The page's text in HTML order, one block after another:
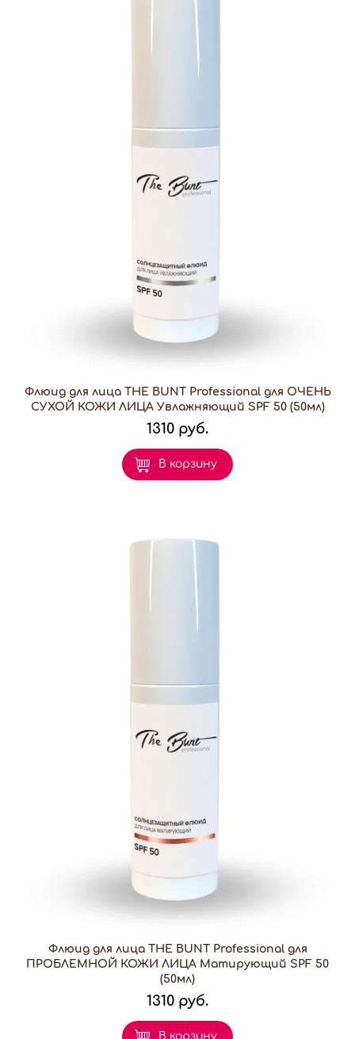
Флюид для лица THE BUNT Professional для ОЧЕНЬ
СУХОЙ КОЖИ ЛИЦА Увлажняющий SPF 50 (50мл)
1310 руб.
В корзину
Флюид для лица THE BUNT Professional для
ПРОБЛЕМНОЙ КОЖИ ЛИЦА Матирующий SPF 50
(50мл)
1310 руб.
В корзину